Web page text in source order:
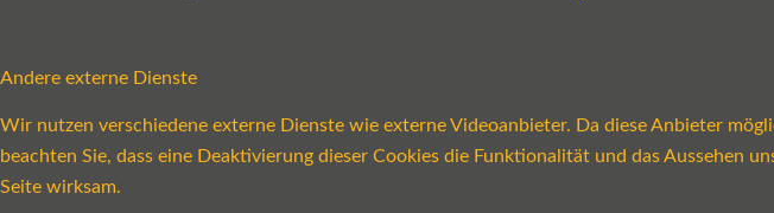
Andere externe Dienste
Wir nutzen verschiedene externe Dienste wie externe Videoanbieter. Da diese Anbieter
beachten Sie, dass eine Deaktivierung dieser Cookies die Funktionalität und das Aussehen
Seite wirksam.